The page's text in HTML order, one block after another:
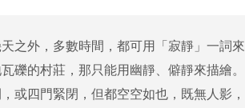
之外，多數時間，都可用「寂靜」一詞來
礫的村莊，那只能用幽靜、僻靜來描繪。
或四門緊閉，但都空空如也，既無人影，